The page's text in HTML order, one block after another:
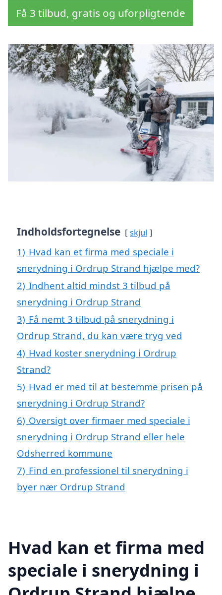
Få 3 tilbud, gratis og uforpligtende
Indholdsfortegnelse skjul
1) Hvad kan et firma med speciale i
snerydning i Ordrup Strand hjælpe med?
2) Indhent altid mindst 3 tilbud på
snerydning i Ordrup Strand
3) Få nemt 3 tilbud på snerydning i
Ordrup Strand, du kan være tryg ved
4) Hvad koster snerydning i Ordrup
Strand?
5) Hvad er med til at bestemme prisen på
snerydning i Ordrup Strand?
6) Oversigt over firmaer med speciale i
snerydning i Ordrup Strand eller hele
Odsherred kommune
7) Find en professionel til snerydning i
byer nær Ordrup Strand
Hvad kan et firma med
speciale i snerydning i